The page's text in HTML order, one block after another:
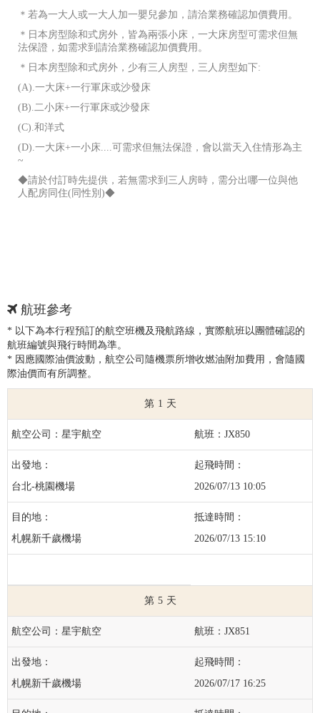
＊若為一大人或一大人加一嬰兒參加，請洽業務確認加價費用。
＊日本房型除和式房外，皆為兩張小床，一大床房型可需求但無
法保證，如需求到請洽業務確認加價費用。
＊日本房型除和式房外，少有三人房型，三人房型如下:
(A).一大床+一行軍床或沙發床
(B).二小床+一行軍床或沙發床
(C).和洋式
(D).一大床+一小床....可需求但無法保證，會以當天入住情形為主
~
◆請於付訂時先提供，若無需求到三人房時，需分出哪一位與他
人配房同住(同性別)◆
航班參考
* 以下為本行程預訂的航空班機及飛航路線，實際航班以團體確認的
航班編號與飛行時間為準。
* 因應國際油價波動，航空公司隨機票所增收燃油附加費用，會隨國
際油價而有所調整。
1
星宇航空 JX850
台北-桃園機場 2026/07/13 10:05
札幌新千歲機場 2026/07/13 15:10
5
星宇航空 JX851
札幌新千歲機場 2026/07/17 16:25